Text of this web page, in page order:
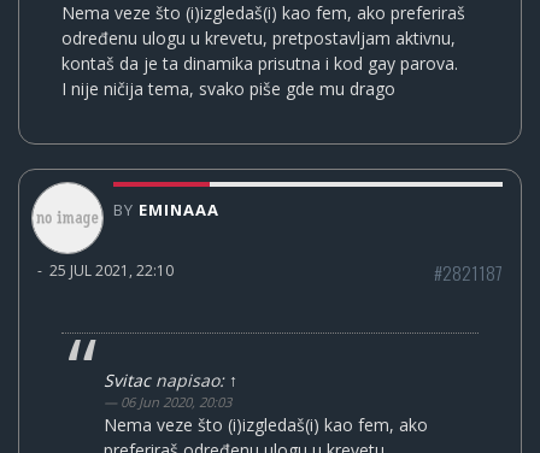
Nema veze što (i)izgledaš(i) kao fem, ako preferiraš
određenu ulogu u krevetu, pretpostavljam aktivnu,
kontaš da je ta dinamika prisutna i kod gay parova.
I nije ničija tema, svako piše gde mu drago
BY EMINAAA
- 25 JUL 2021, 22:10 #2821187
Svitacnapisao: ↑
06 Jun 2020, 20:03
Nema veze što (i)izgledaš(i) kao fem, ako